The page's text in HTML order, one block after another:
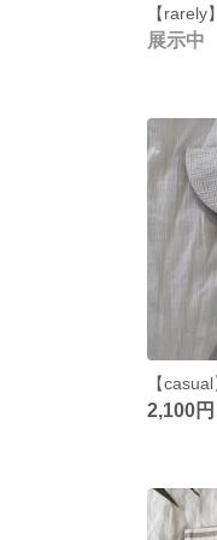
展示中
2,100円